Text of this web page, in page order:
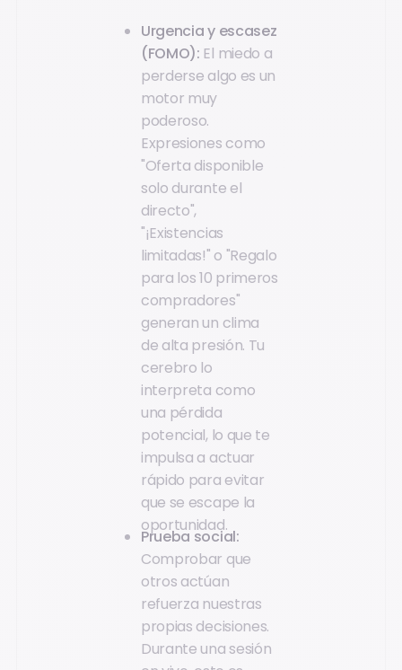
Urgencia y escasez
(FOMO): El miedo a
perderse algo es un
motor muy
poderoso.
Expresiones como
"Oferta disponible
solo durante el
directo",
"¡Existencias
limitadas!" o "Regalo
para los 10 primeros
compradores"
generan un clima
de alta presión. Tu
cerebro lo
interpreta como
una pérdida
potencial, lo que te
impulsa a actuar
rápido para evitar
que se escape la
oportunidad.
Prueba social:
Comprobar que
otros actúan
refuerza nuestras
propias decisiones.
Durante una sesión